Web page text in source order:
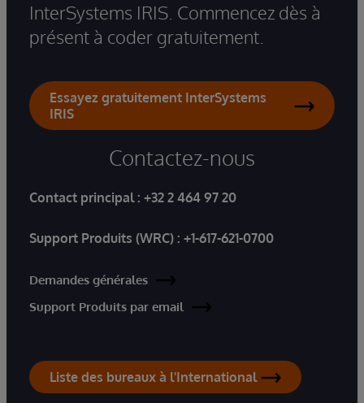
InterSystems IRIS. Commencez dès à
présent à coder gratuitement.
Essayez gratuitement InterSystems
IRIS
Contactez-nous
Contact principal : +32 2 464 97 20
Support Produits (WRC) : +1-617-621-0700
Demandes générales
Support Produits par email
Liste des bureaux à l'International